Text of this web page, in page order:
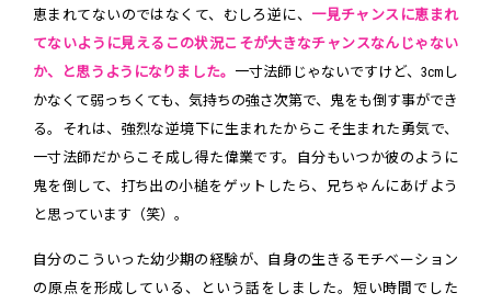
恵まれてないのではなくて、むしろ逆に、 一見チャンスに恵まれ
てないように見えるこの状況こそが大きなチャンスなんじゃない
か、と思うようになりました。 一寸法師じゃないですけど、3cmし
かなくて弱っちくても、気持ちの強さ次第で、鬼をも倒す事ができ
る。それは、強烈な逆境下に生まれたからこそ生まれた勇気で、
一寸法師だからこそ成し得た偉業です。自分もいつか彼のように
鬼を倒して、打ち出の小槌をゲットしたら、兄ちゃんにあげよう
と思っています（笑）。
自分のこういった幼少期の経験が、自身の生きるモチベーション
の原点を形成している、という話をしました。短い時間でした